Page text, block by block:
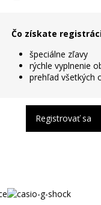
Čo získate
špeciálne zľavy
rýchle vyplnenie
prehľad všetkých
Registrovať sa